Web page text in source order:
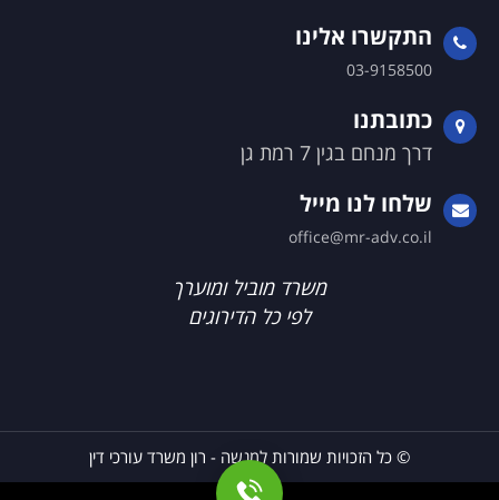
התקשרו אלינו
03-9158500
כתובתנו
דרך מנחם בגין 7 רמת גן
שלחו לנו מייל
office@mr-adv.co.il
משרד מוביל ומוערך
לפי כל הדירוגים
© כל הזכויות שמורות למנשה - רון משרד עורכי דין